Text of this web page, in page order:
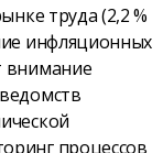
труда (2,2 %
инфляционных
внимание
процессов